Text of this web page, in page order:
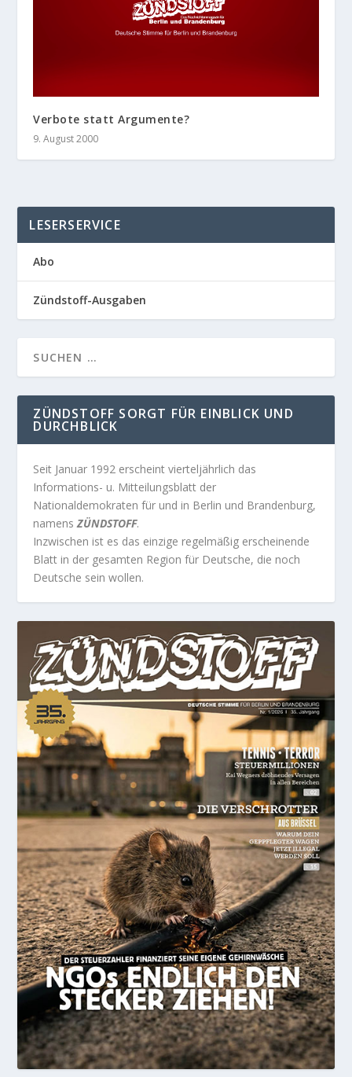
Verbote statt Argumente?
9. August 2000
LESERSERVICE
Abo
Zündstoff-Ausgaben
ZÜNDSTOFF SORGT FÜR EINBLICK UND
DURCHBLICK
Seit Januar 1992 erscheint vierteljährlich das
Informations- u. Mitteilungsblatt der
Nationaldemokraten für und in Berlin und Brandenburg,
namensZÜNDSTOFF.
Inzwischen ist es das einzige regelmäßig erscheinende
Blatt in der gesamten Region für Deutsche, die noch
Deutsche sein wollen.